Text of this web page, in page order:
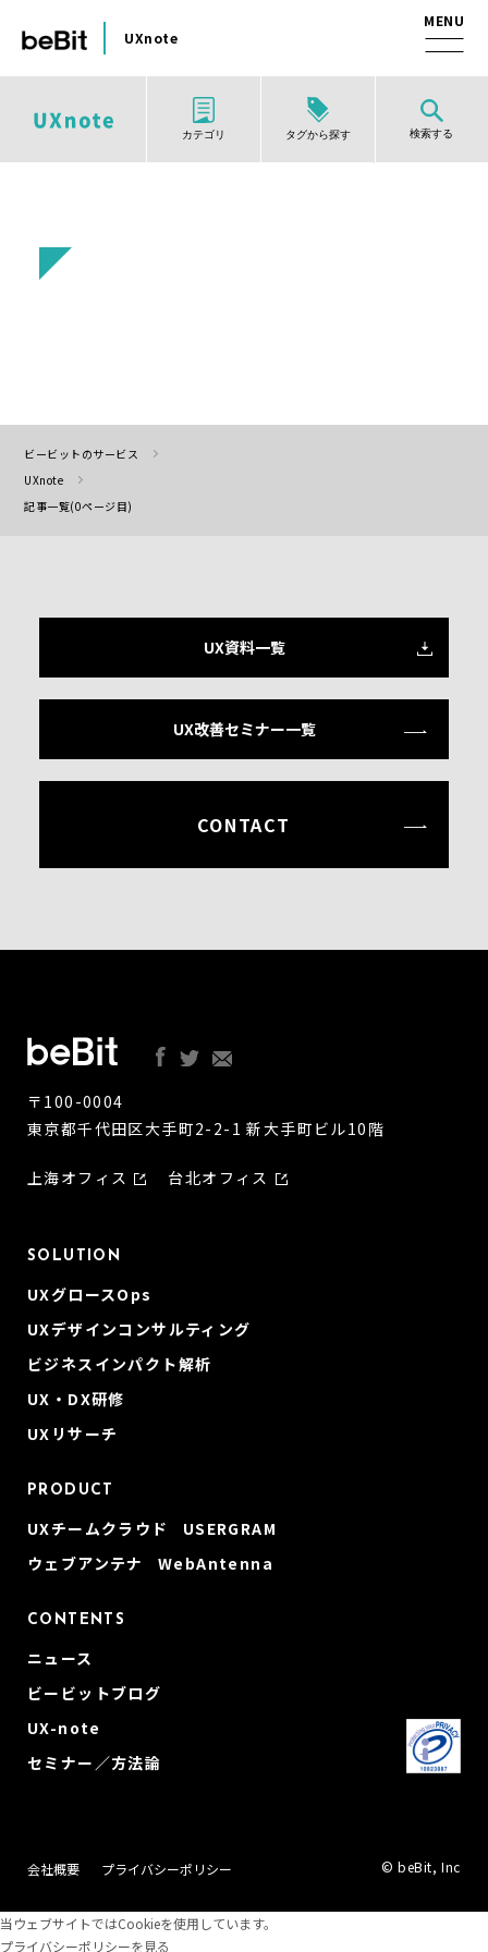
UXnote
カテゴリ タグから探す 検索する
ビービットのサービス
UXnote
記事一覧(0ページ目)
UX資料一覧
UX改善セミナー一覧
CONTACT
〒100-0004
東京都千代田区大手町2-2-1 新大手町ビル10階
上海オフィス 台北オフィス
SOLUTION
UXグロースOps
UXデザインコンサルティング
ビジネスインパクト解析
UX・DX研修
UXリサーチ
PRODUCT
UXチームクラウド USERGRAM
ウェブアンテナ WebAntenna
CONTENTS
ニュース
ビービットブログ
UX-note
セミナー／方法論
会社概要 プライバシーポリシー © beBit, Inc
当ウェブサイトではCookieを使用しています。
プライバシーポリシーを見る